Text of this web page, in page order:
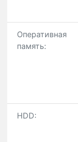
Оперативная
память:
HDD: